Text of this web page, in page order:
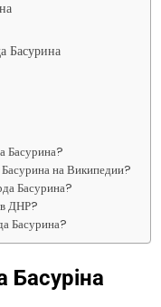
Басурина
Басурина?
на Википедии?
Басурина?
в ДНР?
Басурина?
Басуріна